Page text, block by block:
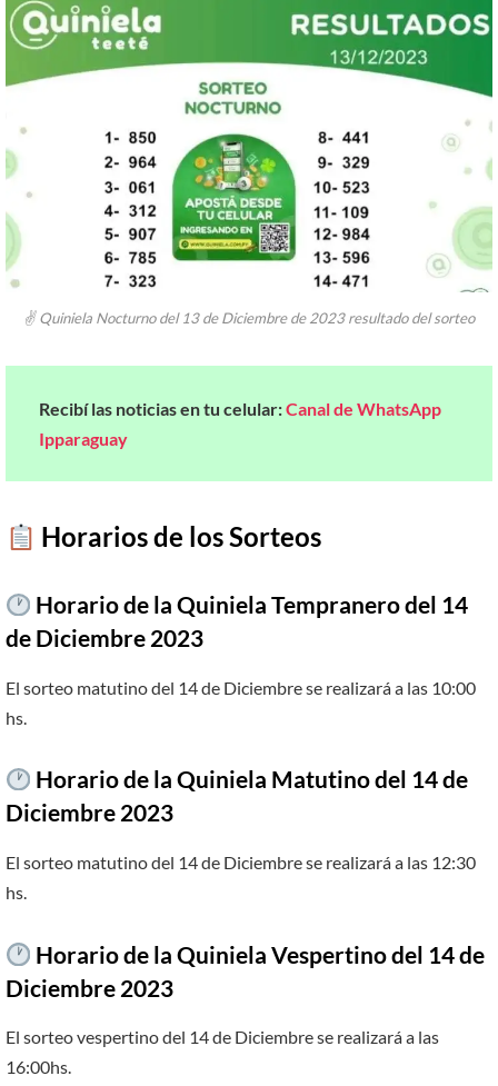
✌ Quiniela Nocturno del 13 de Diciembre de 2023 resultado del sorteo
Recibí las noticias en tu celular:Canal de WhatsApp
Ipparaguay
Horarios de los Sorteos
Horario de la Quiniela Tempranero del 14
de Diciembre 2023
El sorteo matutino del 14 de Diciembre se realizará a las 10:00
hs.
Horario de la Quiniela Matutino del 14 de
Diciembre 2023
El sorteo matutino del 14 de Diciembre se realizará a las 12:30
hs.
Horario de la Quiniela Vespertino del 14 de
Diciembre 2023
El sorteo vespertino del 14 de Diciembre se realizará a las
16:00hs.